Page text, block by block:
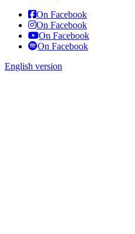
On Facebook
On Facebook
On Facebook
On Facebook
English version